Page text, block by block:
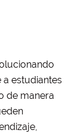
a estudiantes
de manera